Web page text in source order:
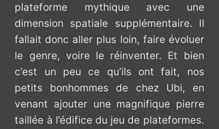
plateforme mythique avec une
dimension spatiale supplémentaire. Il
fallait donc aller plus loin, faire évoluer
le genre, voire le réinventer. Et bien
c’est un peu ce qu’ils ont fait, nos
petits bonhommes de chez Ubi, en
venant ajouter une magnifique pierre
taillée à l’édifice du jeu de plateformes.